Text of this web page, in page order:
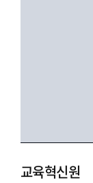
교육혁신원